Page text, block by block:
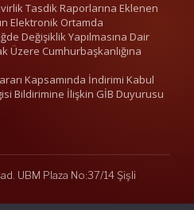
Tasdik Raporlarına Eklenen
Elektronik Ortamda
Değişiklik Yapılmasına Dair
Üzere Cumhurbaşkanlığına
Kapsamında İndirimi Kabul
Bildirimine İlişkin GİB Duyurusu
UBM Plaza No:37/14 Şişli